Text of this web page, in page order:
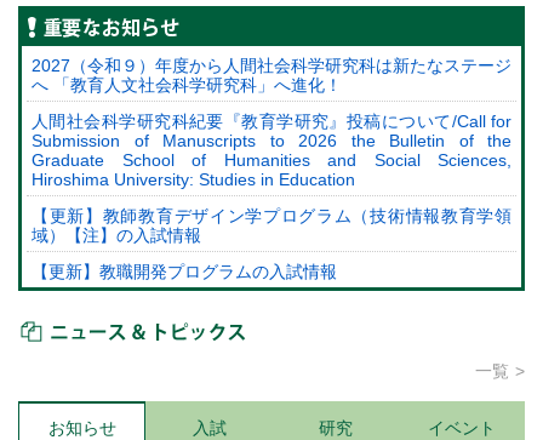
2027（令和９）年度から人間社会科学研究科は新たなステージ
へ 「教育人文社会科学研究科」へ進化！
人間社会科学研究科紀要『教育学研究』投稿について/Call for
Submission of Manuscripts to 2026 the Bulletin of the
Graduate School of Humanities and Social Sciences,
Hiroshima University: Studies in Education
【更新】教師教育デザイン学プログラム（技術情報教育学領
域）【注】の入試情報
【更新】教職開発プログラムの入試情報
一覧
お知らせ 入試 研究 イベント